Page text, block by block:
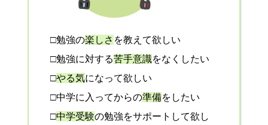
□勉強の楽しさ を教えて欲しい
□勉強に対する苦手意識をなくしたい
□やる気になって欲しい
□中学に入ってからの準備をしたい
□中学受験の勉強をサポートして欲し